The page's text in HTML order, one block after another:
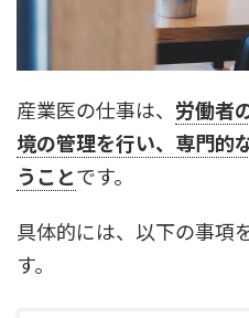
産業医の仕事は、 労働者
境の管理を行い、専門的
うことです。
具体的には、以下の事項
す。